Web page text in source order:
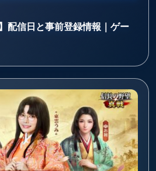
配信日と事前登録情報｜ゲー